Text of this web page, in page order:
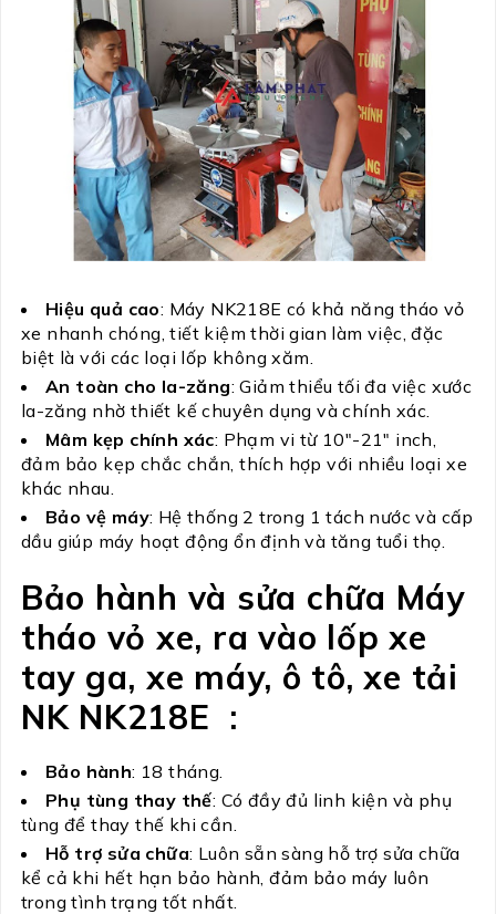
Hiệu quả cao: Máy NK218E có khả năng tháo vỏ
xe nhanh chóng, tiết kiệm thời gian làm việc, đặc
biệt là với các loại lốp không xăm.
An toàn cho la-zăng: Giảm thiểu tối đa việc xước
la-zăng nhờ thiết kế chuyên dụng và chính xác.
Mâm kẹp chính xác: Phạm vi từ 10″-21″ inch,
đảm bảo kẹp chắc chắn, thích hợp với nhiều loại xe
khác nhau.
Bảo vệ máy: Hệ thống 2 trong 1 tách nước và cấp
dầu giúp máy hoạt động ổn định và tăng tuổi thọ.
Bảo hành và sửa chữa Máy
tháo vỏ xe, ra vào lốp xe
tay ga, xe máy, ô tô, xe tải
NK NK218E :
Bảo hành: 18 tháng.
Phụ tùng thay thế: Có đầy đủ linh kiện và phụ
tùng để thay thế khi cần.
Hỗ trợ sửa chữa: Luôn sẵn sàng hỗ trợ sửa chữa
kể cả khi hết hạn bảo hành, đảm bảo máy luôn
trong tình trạng tốt nhất.